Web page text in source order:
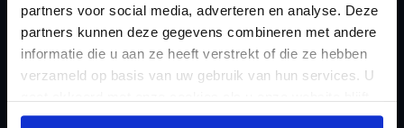
partners voor social media, adverteren en analyse. Deze
partners kunnen deze gegevens combineren met andere
informatie die u aan ze heeft verstrekt of die ze hebben
verzameld op basis van uw gebruik van hun services. U
gebruiken.
Checklist IB 2024 (Word)
Checklist IB 2025 (PDF)
Checklist IB 2025 (Word)
Contact
O
ODV BV
Ontbinden Stamrecht
BV